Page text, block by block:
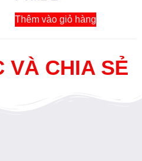
Thêm vào giỏ hàng
VÀ CHIA SẺ